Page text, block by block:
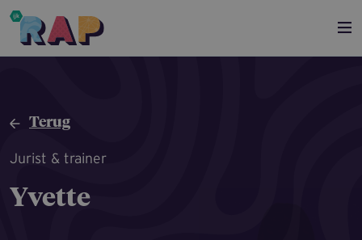
Overslaan en naar de inhoud gaan
Terug
Jurist & trainer
Yvette